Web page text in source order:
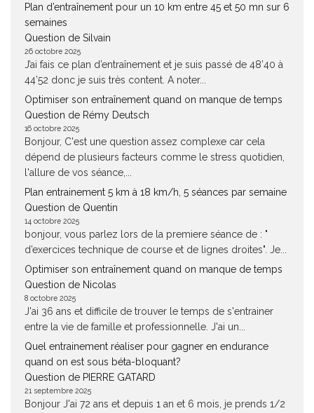
Plan d’entraînement pour un 10 km entre 45 et 50 mn sur 6
semaines
Question de Silvain
26 octobre 2025
J’ai fais ce plan d’entraînement et je suis passé de 48’40 à
44’52 donc je suis très content. A noter...
Optimiser son entraînement quand on manque de temps
Question de Rémy Deutsch
16 octobre 2025
Bonjour, C'est une question assez complexe car cela
dépend de plusieurs facteurs comme le stress quotidien,
l'allure de vos séance,...
Plan entrainement 5 km à 18 km/h, 5 séances par semaine
Question de Quentin
14 octobre 2025
bonjour, vous parlez lors de la premiere séance de : "
d’exercices technique de course et de lignes droites". Je...
Optimiser son entraînement quand on manque de temps
Question de Nicolas
8 octobre 2025
J'ai 36 ans et difficile de trouver le temps de s'entrainer
entre la vie de famille et professionnelle. J'ai un...
Quel entrainement réaliser pour gagner en endurance
quand on est sous béta-bloquant?
Question de PIERRE GATARD
21 septembre 2025
Bonjour J'ai 72 ans et depuis 1 an et 6 mois, je prends 1/2